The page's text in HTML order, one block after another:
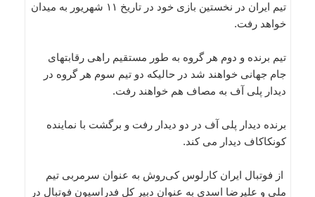
تیم ایران در نخستین بازی خود در تاریخ ۱۱ شهریور به میدان
خواهد رفت.
تیم برنده و دوم هر گروه به طور مستقیم راهی رقابتهای
جام جهانی خواهند شد در حالیکه دو تیم سوم هر گروه در
دیدار پلی آف به مصاف هم خواهند رفت.
برنده دیدار پلی آف در دو دیدار رفت و برگشت با نماینده
کونکاکاف دیدار می کند.
از فو‌تبا‌ل ایران کارلوس کی‌روش به عنوان سرمربی تیم
‌ملی و علیرضا اسدی به عنوان دبیر کل فدراسیون فو‌تبا‌ل در